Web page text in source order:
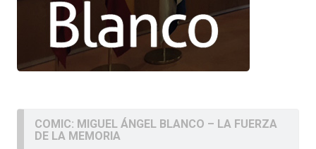
COMIC: MIGUEL ÁNGEL BLANCO – LA FUERZA
DE LA MEMORIA